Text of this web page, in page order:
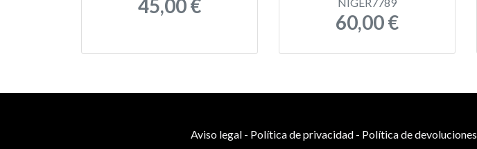
45,00 €
60,00 €
Aviso legal - Política de privacidad - Política de devoluciones